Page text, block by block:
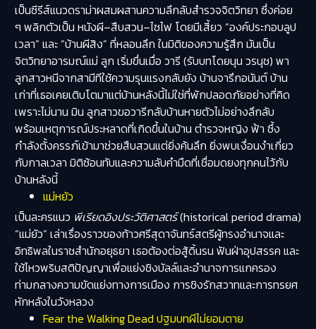
เป็นซีรีส์แนวดราม่าผสมผสานความลึกลับสำรวจจิตวิทยา ซึ่งค่อย
ๆ พลิกตัวเป็น หนังผี–สืบสวน–ไซไฟ โดยมีเสี้ยว “องค์ประกอบลูป
เวลา” และ “บ้านผีสิง” ที่หลอนลึก ในมิติของความรู้สึก มันเป็น
จิตวิทยาอารมณ์แม่ ลูก เริ่มขึ่นเมื่อ วารี (รับบทโดยนุน วรนุช) พา
ลูกสาวหนีจากสามีทีใช้ความรุนแรงกลับยัง บ้านจารึกอนันต์ บ้าน
เก่าที่เธอเคยเติบโตมาแต่บ้านหลังนี้ไม่ใช่ที่พักปลอดภัยอย่างที่คิด
เพราะไม่นาน มิน ลูกสาวขอวารีกลับบ้านหายตัวไม่อย่างลึกลับ
พร้อมเหตุการณ์ประหลาดที่เกิดขึ้นในบ้าน ตำรวจหญิง ฟ้า ซึ้ง
กำลังตั้งครรภ์เข้ามาช่วยสืบสวนแต่ยิ่งค้นลึก ยิ่งพบเงื่อนงำเกี่ยว
กับกาลเวลา มิติซ้อนทับและความลับคำมืดที่เชื่อมดยงทุกคนไว้กับ
บ้านหลังนี้
แม่หยัว
เป็นละครแนว พีเรียดอิงประวัติศาสตร์(historical period drama)
“แม่ยัว” เล่าเรื่องราวของท้าวศรีสุดาจันทร์สตรีผู้ทรงอำนาจและ
อิทธิพลในราชสำนักอยุธยา เธอต้องต่อสู้ดิ้นรน ฟันฝ่าอุปสรรค และ
ใช้ไหวพริบสติปัญญาเพื่อแย่งชิงบัลล์และอำนาจการแกครอง
ท่ามกลางความขัดแย่งทางการเมือง การชิงรักสวาทและการทรยศ
หักหลังในวังหลวง
Fear the Walking Dead ปฐมบทผีไม่ยอมตาย